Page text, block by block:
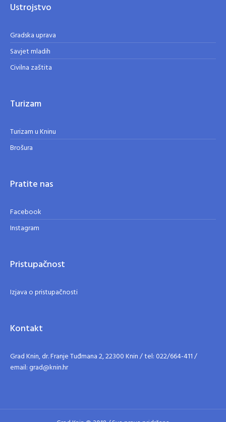
Ustrojstvo
Gradska uprava
Savjet mladih
Civilna zaštita
Turizam
Turizam u Kninu
Brošura
Pratite nas
Facebook
Instagram
Pristupačnost
Izjava o pristupačnosti
Kontakt
Grad Knin, dr. Franje Tuđmana 2, 22300 Knin / tel: 022/664-411 /
email: grad@knin.hr